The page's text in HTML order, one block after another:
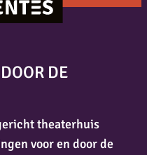
DE
theaterhuis
voor en door de